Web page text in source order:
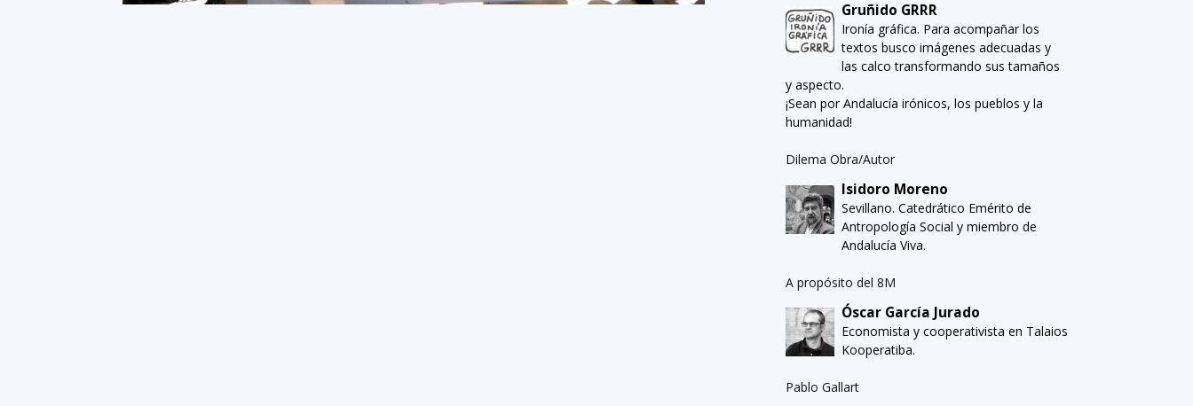
Gruñido GRRR
Ironía gráfica. Para acompañar los
textos busco imágenes adecuadas y
las calco transformando sus tamaños
y aspecto.
¡Sean por Andalucía irónicos, los pueblos y la
humanidad!
Dilema Obra/Autor
Isidoro Moreno
Sevillano. Catedrático Emérito de
Antropología Social y miembro de
Andalucía Viva.
A propósito del 8M
Óscar García Jurado
Economista y cooperativista en Talaios
Kooperatiba.
Pablo Gallart